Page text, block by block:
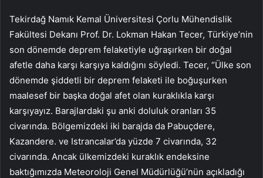
Tekirdağ Namık Kemal Üniversitesi Çorlu Mühendislik
Fakültesi Dekanı Prof. Dr. Lokman Hakan Tecer, Türkiye’nin
son dönemde deprem felaketiyle uğraşırken bir doğal
afetle daha karşı karşıya kaldığını söyledi. Tecer, “Ülke son
dönemde şiddetli bir deprem felaketi ile boğuşurken
maalesef bir başka doğal afet olan kuraklıkla karşı
karşıyayız. Barajlardaki şu anki doluluk oranları 35
civarında. Bölgemizdeki iki barajda da Pabuçdere,
Kazandere. ve Istrancalar’da yüzde 7 civarında, 32
civarında. Ancak ülkemizdeki kuraklık endeksine
baktığımızda Meteoroloji Genel Müdürlüğü’nün açıkladığı